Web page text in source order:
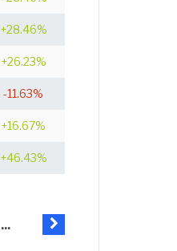
+28.46%
+26.23%
-11.63%
+16.67%
+46.43%
...